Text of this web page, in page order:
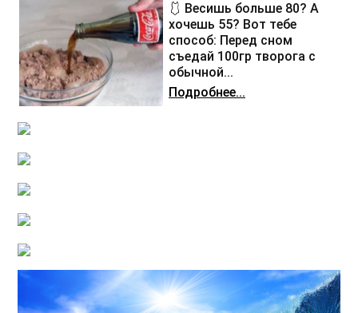
🩱 Весишь больше 80? А
хочешь 55? Вот тебе
способ: Перед сном
съедай 100гр творога с
обычной...
Подробнее...